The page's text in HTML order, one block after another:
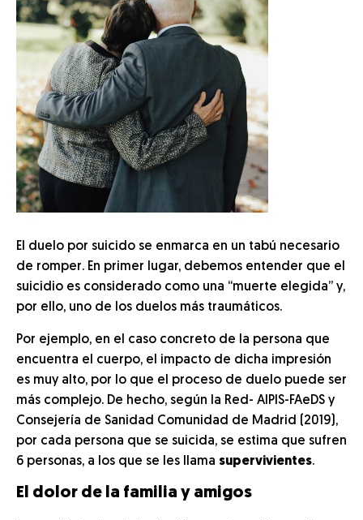
El duelo por suicido se enmarca en un tabú necesario
de romper. En primer lugar, debemos entender que el
suicidio es considerado como una “muerte elegida” y,
por ello, uno de los duelos más traumáticos.
Por ejemplo, en el caso concreto de la persona que
encuentra el cuerpo, el impacto de dicha impresión
es muy alto, por lo que el proceso de duelo puede ser
más complejo. De hecho, según la Red- AIPIS-FAeDS y
Consejería de Sanidad Comunidad de Madrid (2019),
por cada persona que se suicida, se estima que sufren
6 personas, a los que se les llama supervivientes.
El dolor de la familia y amigos